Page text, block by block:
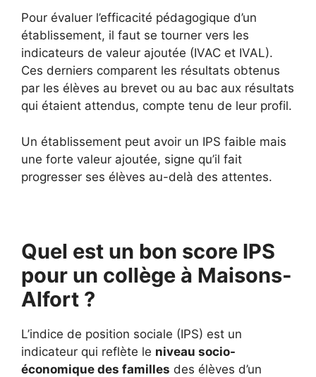
Pour évaluer l’efficacité pédagogique d’un
établissement, il faut se tourner vers les
indicateurs de valeur ajoutée (IVAC et IVAL).
Ces derniers comparent les résultats obtenus
par les élèves au brevet ou au bac aux résultats
qui étaient attendus, compte tenu de leur profil.
Un établissement peut avoir un IPS faible mais
une forte valeur ajoutée, signe qu’il fait
progresser ses élèves au-delà des attentes.
Quel est un bon score IPS
pour un collège à Maisons-
Alfort ?
L’indice de position sociale (IPS) est un
indicateur qui reflète le niveau socio-
économique des familles des élèves d’un